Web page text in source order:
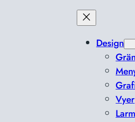
Design
Vyer